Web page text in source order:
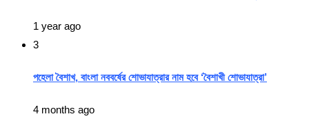
1 year ago
3
পহেলা বৈশাখ, বাংলা নববর্ষের শোভাযাত্রার নাম হবে ‘বৈশাখী শোভাযাত্রা’
4 months ago